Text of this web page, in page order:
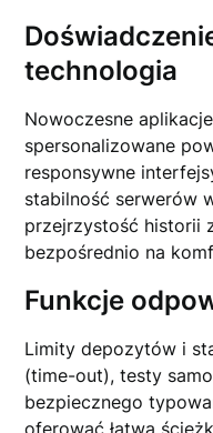
technologia
Nowoczesne
spersonalizowane
responsywne
stabilność serwerów
przejrzystość historii
bezpośrednio na
Funkcje
Limity depozytów i
(time-out), testy
bezpiecznego
oferować łatwą